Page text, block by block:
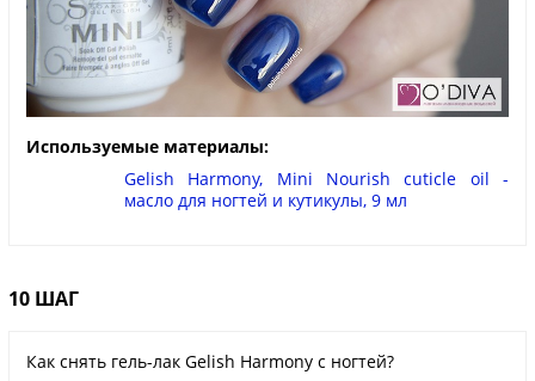
Используемые материалы:
Gelish Harmony, Mini Nourish cuticle oil -
масло для ногтей и кутикулы, 9 мл
10 ШАГ
Как снять гель-лак Gelish Harmony с ногтей?